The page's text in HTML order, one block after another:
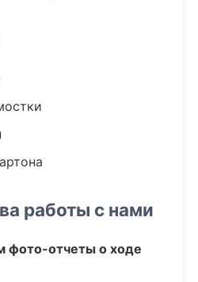
работы с нами
фото-отчеты о ходе